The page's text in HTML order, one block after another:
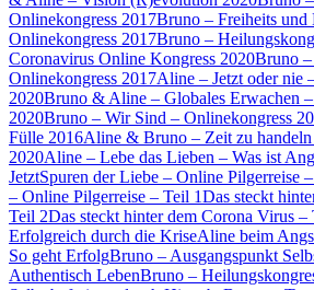
Onlinekongress 2017Bruno – Freiheits und
Onlinekongress 2017Bruno –
Coronavirus Online Kongress 2020Bruno
Onlinekongress 2017Aline – Jetzt oder nie
2020Bruno & Aline – Globales Erwachen
2020Bruno – Wir Sind – Onlinekongress
Fülle 2016Aline & Bruno – Zeit zu
2020Aline – Lebe das Lieben – Was ist
JetztSpuren der Liebe – Online Pilgerreise
– Online Pilgerreise – Teil 1Das steckt
Teil 2Das steckt hinter dem Corona Virus –
Erfolgreich durch die KriseAline beim
So geht ErfolgBruno – Ausgangspunkt
Authentisch LebenBruno –